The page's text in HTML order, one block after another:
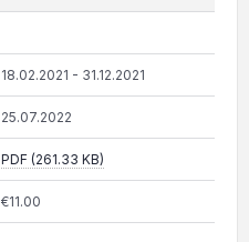
18.02.2021 - 31.12.2021
25.07.2022
PDF (261.33 KB)
€11.00